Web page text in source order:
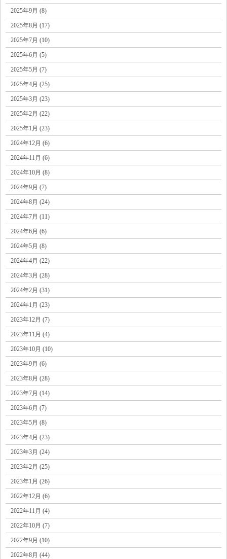
2025年9月 (8)
2025年8月 (17)
2025年7月 (10)
2025年6月 (5)
2025年5月 (7)
2025年4月 (25)
2025年3月 (23)
2025年2月 (22)
2025年1月 (23)
2024年12月 (6)
2024年11月 (6)
2024年10月 (8)
2024年9月 (7)
2024年8月 (24)
2024年7月 (11)
2024年6月 (6)
2024年5月 (8)
2024年4月 (22)
2024年3月 (28)
2024年2月 (31)
2024年1月 (23)
2023年12月 (7)
2023年11月 (4)
2023年10月 (10)
2023年9月 (6)
2023年8月 (28)
2023年7月 (14)
2023年6月 (7)
2023年5月 (8)
2023年4月 (23)
2023年3月 (24)
2023年2月 (25)
2023年1月 (26)
2022年12月 (6)
2022年11月 (4)
2022年10月 (7)
2022年9月 (10)
2022年8月 (44)